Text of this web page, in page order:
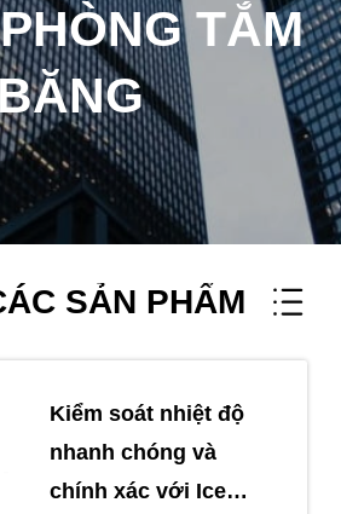
TẮM
SẢN PHẨM
Kiểm soát nhiệt độ
nhanh chóng và
chính xác với Ice